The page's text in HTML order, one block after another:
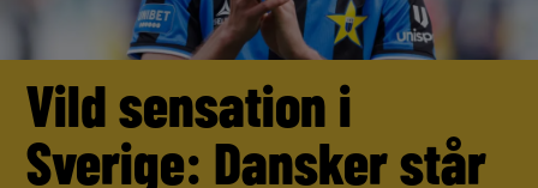
Vild sensation i
Sverige: Dansker står